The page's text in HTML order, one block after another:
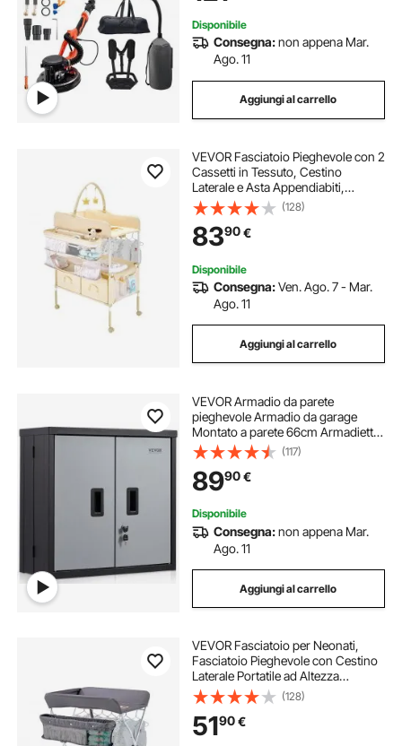
Abrasivi
Disponibile
Consegna:non appena Mar.
Ago. 11
Aggiungi al carrello
VEVOR Fasciatoio Pieghevole con 2
Cassetti in Tessuto, Cestino
Laterale e Asta Appendiabiti,
Fasciatoio Portatile Regolabile in
Altezza con Ruote Bloccabili e 2
Giocattoli, Beige Chiaro
(128)
8390€
Disponibile
Consegna:Ven. Ago. 7 - Mar.
Ago. 11
Aggiungi al carrello
VEVOR Armadio da parete
pieghevole Armadio da garage
Montato a parete 66cm Armadietto
piccolo 109 kg
(117)
8990€
Disponibile
Consegna:non appena Mar.
Ago. 11
Aggiungi al carrello
VEVOR Fasciatoio per Neonati,
Fasciatoio Pieghevole con Cestino
Laterale Portatile ad Altezza
Regolabile con Ruote Bloccabili,
Organizzatore Multifunzionale per
Cameretta dei Bambini, Grigio
Scuro
(128)
5190€